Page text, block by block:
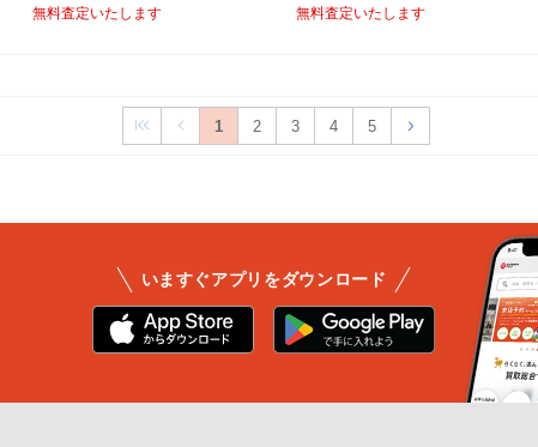
無料査定いたします 無料査定いたします
1 2 3 4 5
いますぐアプリをダウンロード